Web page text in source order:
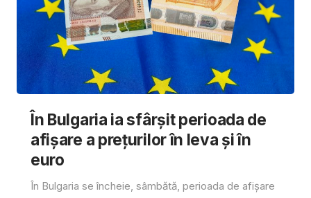
În Bulgaria ia sfârşit perioada de
afișare a prețurilor în ​​leva și în
euro
În Bulgaria se încheie, sâmbătă, perioada de afișare